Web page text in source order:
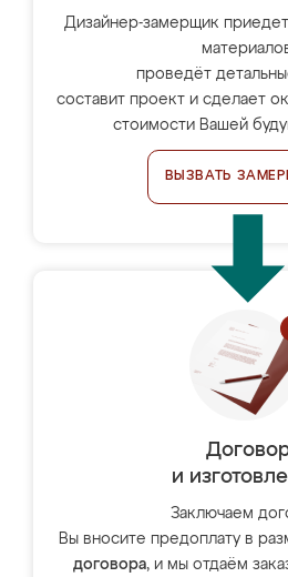
Дизайнер-замерщик
проведёт
составит проект и сделает
стоимости Вашей
ВЫЗВАТЬ
и
Заключаем
Вы вносите предоплату в
договора, и мы отдаём